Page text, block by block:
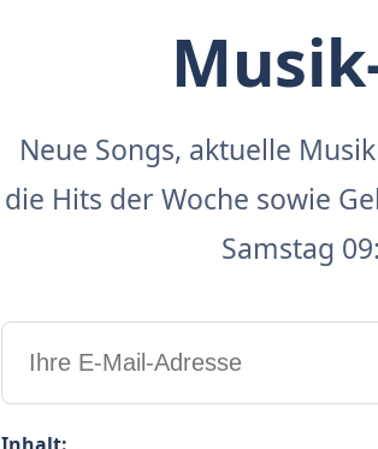
Neue Songs, aktuelle
die Hits der Woche sowie
Samstag